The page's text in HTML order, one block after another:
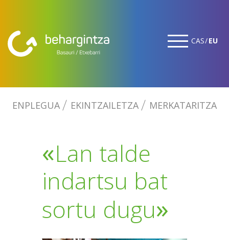
CAS EU
ENPLEGUA EKINTZAILETZA MERKATARITZA
«Lan talde
indartsu bat
sortu dugu»